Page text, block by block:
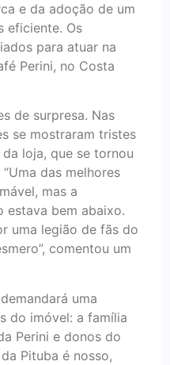
e da adoção de um
eficiente. Os
para atuar na
Perini, no Costa
de surpresa. Nas
se mostraram tristes
loja, que se tornou
das melhores
mas a
estava bem abaixo.
uma legião de fãs do
comentou um
uma
do imóvel: a família
Perini e donos do
Pituba é nosso,